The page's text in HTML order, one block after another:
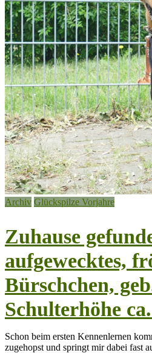
Archiv Glückspilze Vorjahre
Zuhause
aufgewecktes,
Bürschchen,
Schulterhöhe
Schon beim ersten Kennenlernen
zugehopst und springt mir dabei fast